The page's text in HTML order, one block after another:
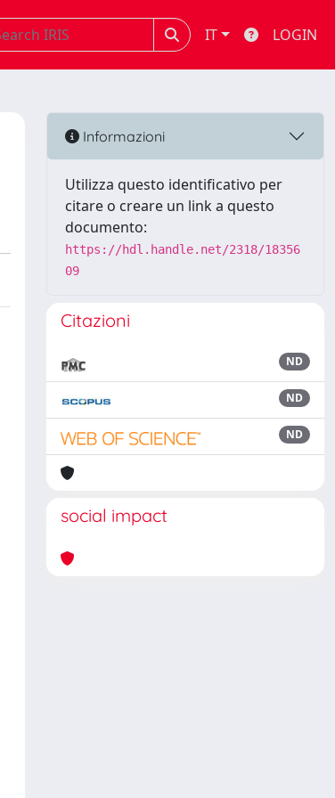
IT LOGIN
Informazioni
Utilizza questo identificativo per
citare o creare un link a questo
documento:
https://hdl.handle.net/2318/18356
09
Citazioni
ND
ND
ND
social impact